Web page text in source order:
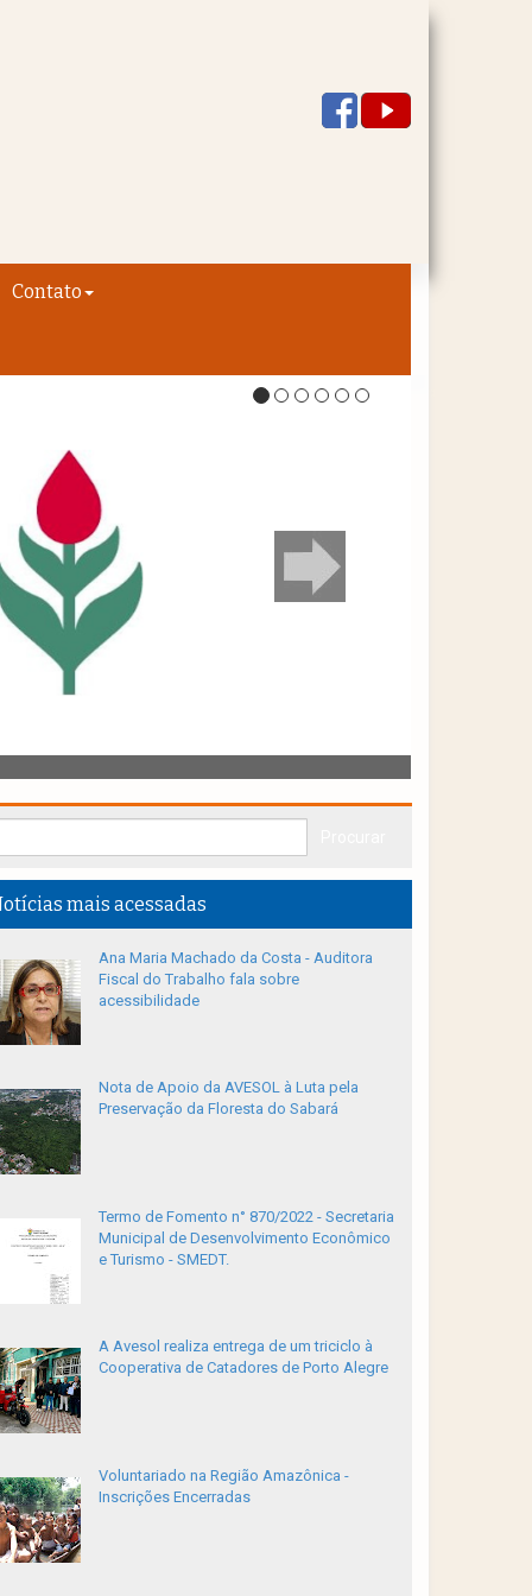
Contato
mais acessadas
Ana Maria Machado da Costa - Auditora
Fiscal do Trabalho fala sobre
acessibilidade
Nota de Apoio da AVESOL à Luta pela
Preservação da Floresta do Sabará
Termo de Fomento n° 870/2022 - Secretaria
Municipal de Desenvolvimento Econômico
e Turismo - SMEDT.
A Avesol realiza entrega de um triciclo à
Cooperativa de Catadores de Porto Alegre
Voluntariado na Região Amazônica -
Inscrições Encerradas